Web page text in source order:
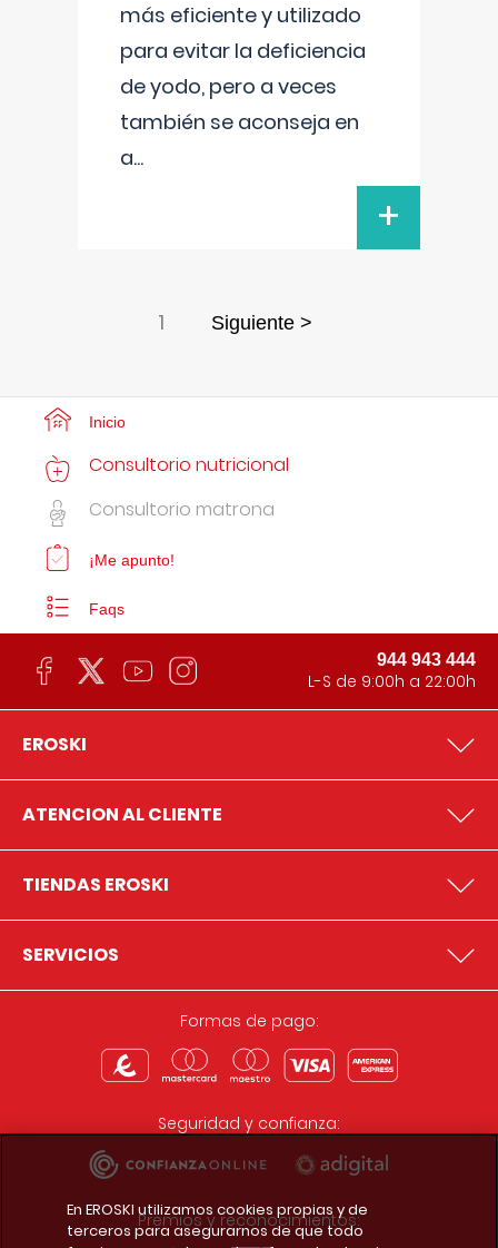
más eficiente y utilizado
para evitar la deficiencia
de yodo, pero a veces
también se aconseja en
a...
+
1 Siguiente >
Inicio
Consultorio nutricional
Consultorio matrona
¡Me apunto!
Faqs
944 943 444
L-S de 9:00h a 22:00h
EROSKI
ATENCION AL CLIENTE
TIENDAS EROSKI
SERVICIOS
Formas de pago:
Seguridad y confianza:
Premios y reconocimientos:
En EROSKI utilizamos cookies propias y de
terceros para asegurarnos de que todo